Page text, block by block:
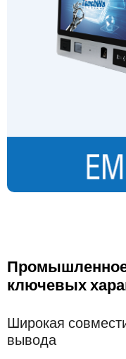
ключевых
Широкая
вывода